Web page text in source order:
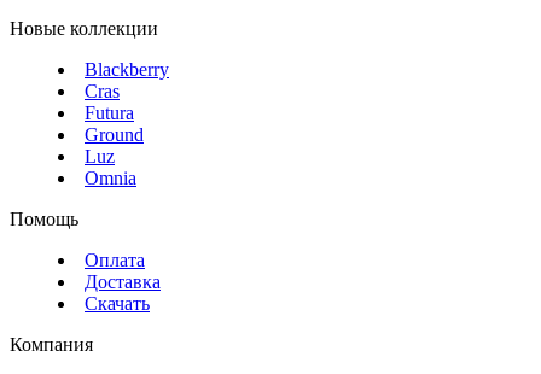
Новые коллекции
Blackberry
Cras
Futura
Ground
Luz
Omnia
Помощь
Оплата
Доставка
Скачать
Компания